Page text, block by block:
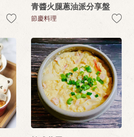
青醬火腿蔥油派分享盤
節慶料理